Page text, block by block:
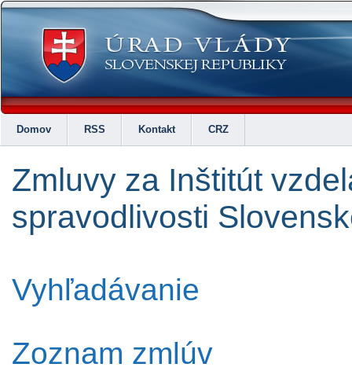
Domov RSS Kontakt CRZ
Zmluvy za Inštitút
spravodlivosti
Vyhľadávanie
Zoznam zmlúv